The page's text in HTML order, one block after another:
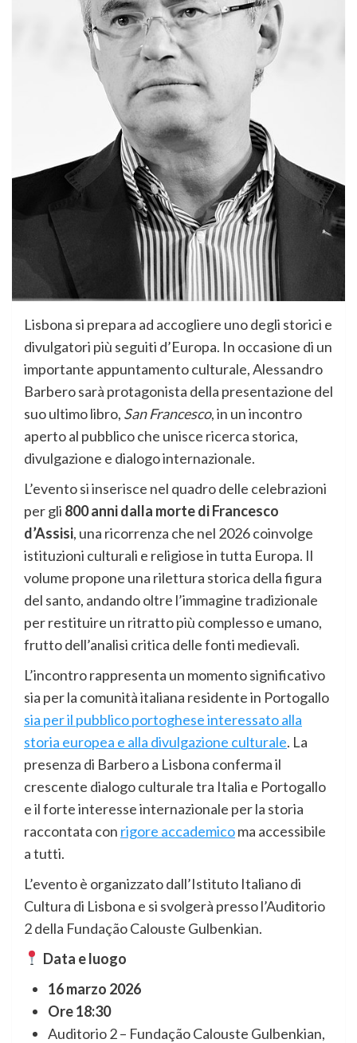
Lisbona si prepara ad accogliere uno degli storici e
divulgatori più seguiti d’Europa. In occasione di un
importante appuntamento culturale, Alessandro
Barbero sarà protagonista della presentazione del
suo ultimo libro, San Francesco, in un incontro
aperto al pubblico che unisce ricerca storica,
divulgazione e dialogo internazionale.
L’evento si inserisce nel quadro delle celebrazioni
per gli 800 anni dalla morte di Francesco
d’Assisi, una ricorrenza che nel 2026 coinvolge
istituzioni culturali e religiose in tutta Europa. Il
volume propone una rilettura storica della figura
del santo, andando oltre l’immagine tradizionale
per restituire un ritratto più complesso e umano,
frutto dell’analisi critica delle fonti medievali.
L’incontro rappresenta un momento significativo
sia per la comunità italiana residente in Portogallo
sia per il pubblico portoghese interessato alla
storia europea e alla divulgazione culturale. La
presenza di Barbero a Lisbona conferma il
crescente dialogo culturale tra Italia e Portogallo
e il forte interesse internazionale per la storia
raccontata con rigore accademicoma accessibile
a tutti.
L’evento è organizzato dall’Istituto Italiano di
Cultura di Lisbona e si svolgerà presso l’Auditorio
2 della Fundação Calouste Gulbenkian.
Data e luogo
16 marzo 2026
Ore 18:30
Auditorio 2 – Fundação Calouste Gulbenkian,